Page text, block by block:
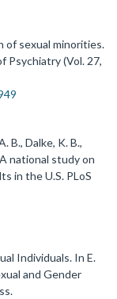
of sexual minorities.
Psychiatry (Vol. 27,
B., Dalke, K. B.,
national study on
in the U.S. PLoS
Individuals. In E.
and Gender